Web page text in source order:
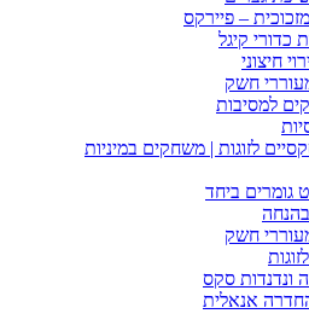
– פיירקס
כדורי קיגל
חיצוני
חשק
למסיבות
לזוגות | משחקים במיניות
גומרים ביחד
בהנחה
חשק
ונדנדות סקס
אנאלית